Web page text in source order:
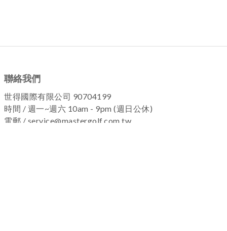
聯絡我們
世得國際有限公司 90704199
時間 / 週一~週六 10am - 9pm (週日公休)
電郵 / service@mastergolf.com.tw